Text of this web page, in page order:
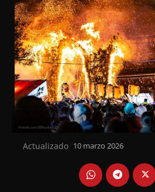
Actualizado 10 marzo 2026